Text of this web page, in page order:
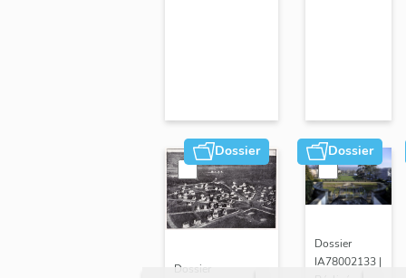
Dossier
Dossier
Dossier
Dossier
IA78002133 |